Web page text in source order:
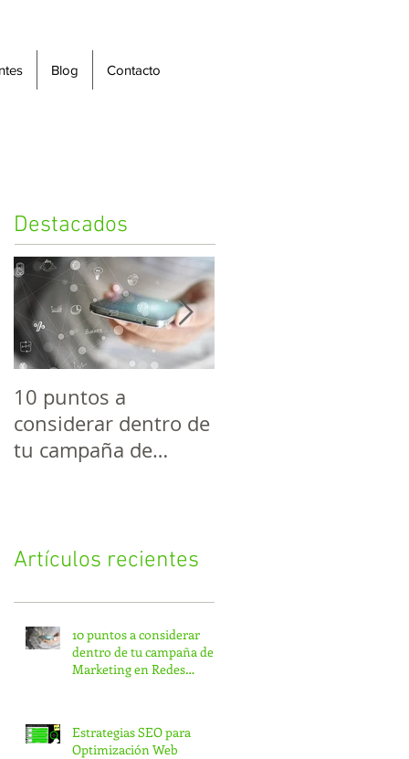
Blog Contacto
Destacados
10 puntos a
considerar dentro de
tu campaña de
Artículos recientes
10 puntos a considerar
dentro de tu campaña de
Marketing en Redes
Estrategias SEO para
Optimización Web